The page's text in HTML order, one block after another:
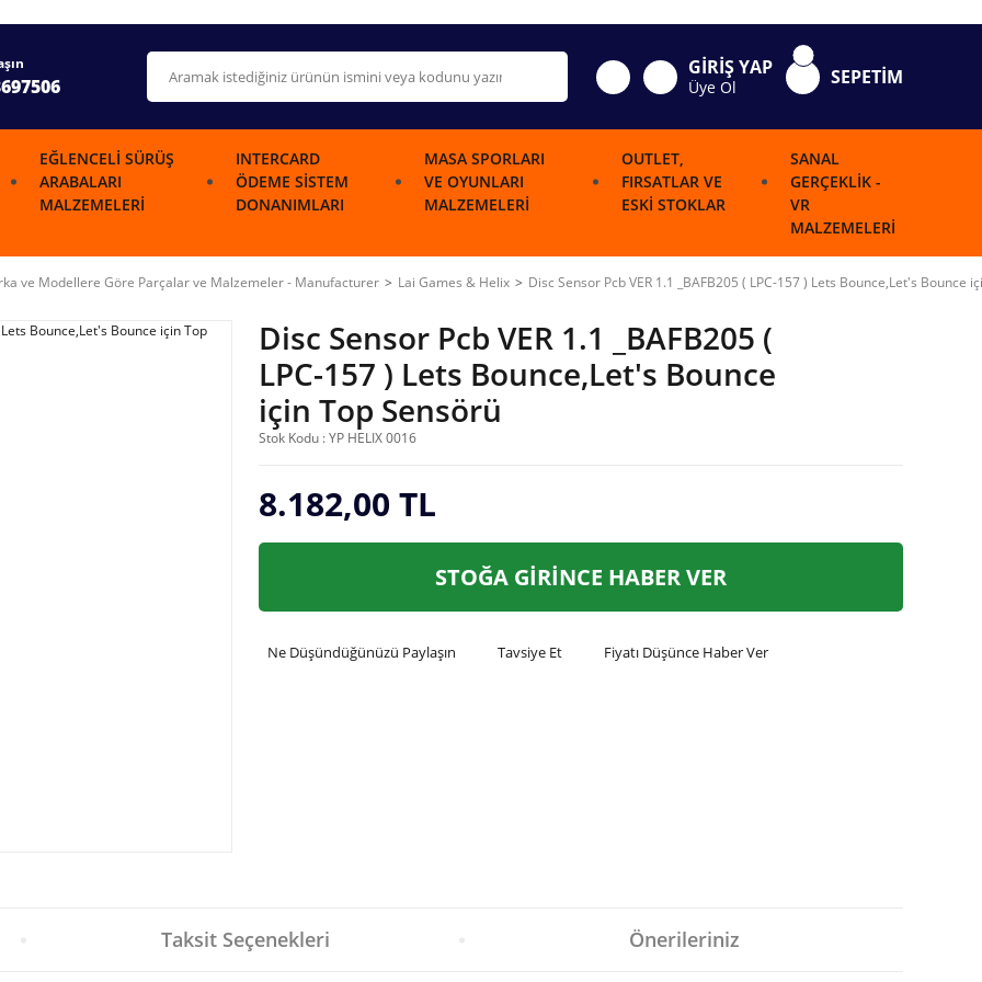
GİRİŞ YAP
Üye Ol SEPETİM
EĞLENCELI SÜRÜŞ
ARABALARI
MALZEMELERI
INTERCARD
ÖDEME SISTEM
DONANIMLARI
MASA SPORLARI
VE OYUNLARI
MALZEMELERI
OUTLET,
FIRSATLAR VE
ESKI STOKLAR
SANAL
GERÇEKLIK -
VR
MALZEMELERI
ve Modellere Göre Parçalar ve Malzemeler - Manufacturer Lai Games & Helix Disc Sensor Pcb VER 1.1 _BAFB205 ( LPC-157 ) Lets Bounce,Let's Bounce
Disc Sensor Pcb VER 1.1 _BAFB205 (
LPC-157 ) Lets Bounce,Let's Bounce
için Top Sensörü
Stok Kodu : YP HELIX 0016
8.182,00 TL
STOĞA GİRİNCE HABER VER
Ne Düşündüğünüzü Paylaşın Tavsiye Et Fiyatı Düşünce Haber Ver
Taksit Seçenekleri Önerileriniz